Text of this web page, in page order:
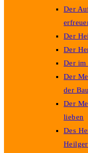
Der
Der
Der
Der im
Der
der
Der
lieben
Des